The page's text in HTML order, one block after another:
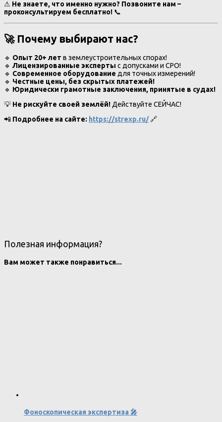
⚠ Не знаете, что именно нужно? Позвоните нам –
проконсультируем бесплатно! 📞
🚀 Почему выбирают нас?
🔹 Опыт 20+ лет в землеустроительных спорах!
🔹 Лицензированные эксперты с допусками и СРО!
🔹 Современное оборудование для точных измерений!
🔹 Честные цены, без скрытых платежей!
🔹 Юридически грамотные заключения, принятые в судах!
💡 Не рискуйте своей землёй!Действуйте СЕЙЧАС!
📲 Подробнее на сайте: https://strexp.ru/🔗
Полезная информация?
Вам может также понравиться...
Фоноскопическая экспертиза 🎤